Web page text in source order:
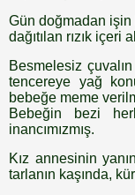
Gün doğmadan işin
dağıtılan rızık içeri
Besmelesiz
tencereye yağ
bebeğe meme
Bebeğin bezi
inancımızmış.
Kız annesinin
tarlanın kaşında,